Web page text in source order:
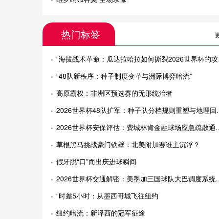
热门标签
“海拔战术革命：瓜达拉哈拉如何撕裂2026世界杯的攻防逻辑”
“48队新秩序：种子制度变革与洲际博弈暗流”
高原霸权：非洲区预选赛的无形统治者
2026世界杯48队扩军：种子队分档规则重塑与地理回避的隐形博弈
2026世界杯安保评估：费城林肯金融球场应急疏散通道宽度合规性深度解析
草根黑马挑战豪门铁壁：北美附加赛谁主沉浮？
假牙脱“口”而出庆进球瞬间
2026世界杯交通解密：美墨加三国球队大巴调度系统与球场路线设计全析
“时差5小时：从墨西哥城飞往纽约
纽约暗流：新泽西的冠军征途